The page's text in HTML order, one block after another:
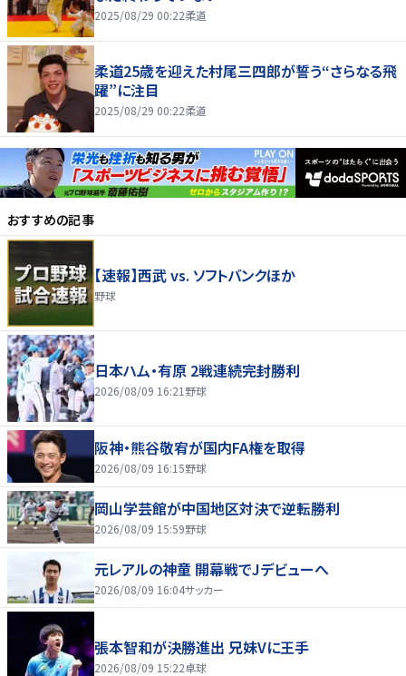
2025/08/29 00:22柔道
柔道25歳を迎えた村尾三四郎が誓う“さらなる飛
躍”に注目
2025/08/29 00:22柔道
おすすめの記事
【速報】西武 vs. ソフトバンクほか
野球
日本ハム・有原 2戦連続完封勝利
2026/08/09 16:21 野球
阪神・熊谷敬宥が国内FA権を取得
2026/08/09 16:15野球
岡山学芸館が中国地区対決で逆転勝利
2026/08/09 15:59野球
元レアルの神童 開幕戦でJデビューへ
2026/08/09 16:04サッカー
張本智和が決勝進出 兄妹Vに王手
2026/08/09 15:22卓球